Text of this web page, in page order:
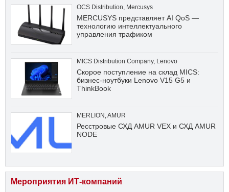
OCS Distribution Mercusys
MERCUSYS представляет AI QoS —
технологию интеллектуального
управления трафиком
MICS Distribution Company, Lenovo
Скорое поступление на склад MICS:
бизнес-ноутбуки Lenovo V15 G5 и
ThinkBook
MERLION AMUR
Ресстровые СХД AMUR VEX и СХД AMUR
NODE
Мероприятия ИТ-компаний